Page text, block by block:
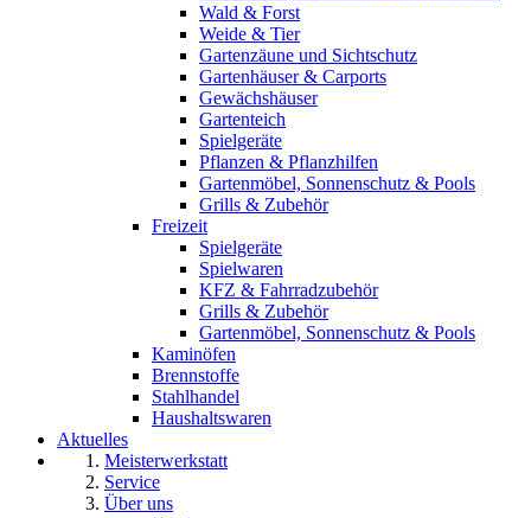
Wald & Forst
Weide & Tier
Gartenzäune und Sichtschutz
Gartenhäuser & Carports
Gewächshäuser
Gartenteich
Spielgeräte
Pflanzen & Pflanzhilfen
Gartenmöbel, Sonnenschutz & Pools
Grills & Zubehör
Freizeit
Spielgeräte
Spielwaren
KFZ & Fahrradzubehör
Grills & Zubehör
Gartenmöbel, Sonnenschutz & Pools
Kaminöfen
Brennstoffe
Stahlhandel
Haushaltswaren
Aktuelles
Meisterwerkstatt
Service
Über uns